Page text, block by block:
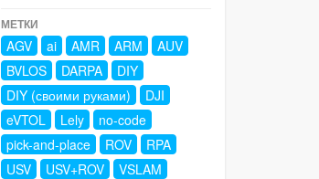
МЕТКИ
AGV ai AMR ARM
AUV
BVLOS
DARPA
DIY
DIY (своими руками)
DJI
eVTOL
Lely
no-code
pick-and-place
ROV
RPA
USV
USV+ROV
VSLAM